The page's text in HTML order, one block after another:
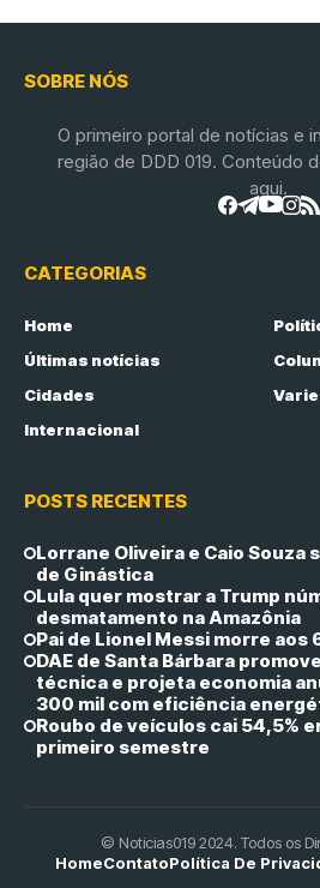
SOBRE NÓS
O primeiro portal de notícias e
região de DDD 019. Conteúdo
aqui.
CATEGORIAS
Home
Últimas notícias
Cidades
Internacional
POSTS RECENTES
Lorrane Oliveira e Caio Souza
de Ginástica
Lula quer mostrar a Trump
desmatamento na Amazônia
Pai de Lionel Messi morre aos
DAE de Santa Bárbara
técnica e projeta economia
300 mil com eficiência
Roubo de veículos cai 54,5%
primeiro semestre
© Noticias019 2024. Todos os
HomeContatoPolítica De